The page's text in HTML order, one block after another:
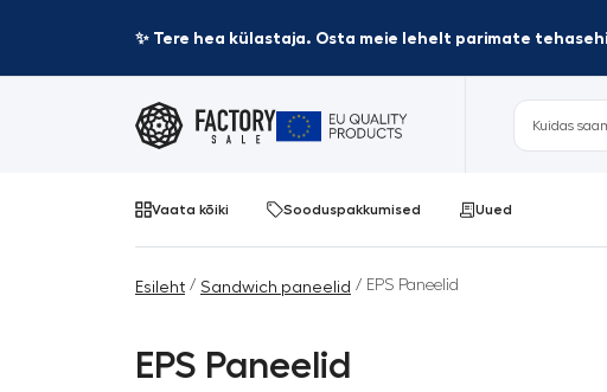
✨ Tere hea külastaja. Osta meie lehelt parimate
Vaata kõiki Sooduspakkumised Uued
Esileht / Sandwich paneelid / EPS Paneelid
EPS Paneelid